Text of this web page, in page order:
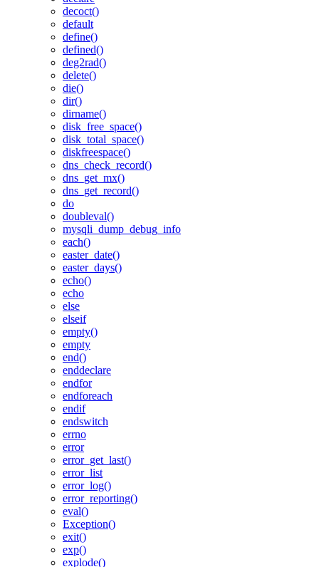
decoct()
default
define()
defined()
deg2rad()
delete()
die()
dir()
dirname()
disk_free_space()
disk_total_space()
diskfreespace()
dns_check_record()
dns_get_mx()
dns_get_record()
do
doubleval()
mysqli_dump_debug_info
each()
easter_date()
easter_days()
echo()
echo
else
elseif
empty()
empty
end()
enddeclare
endfor
endforeach
endif
endswitch
errno
error
error_get_last()
error_list
error_log()
error_reporting()
eval()
Exception()
exit()
exp()
explode()